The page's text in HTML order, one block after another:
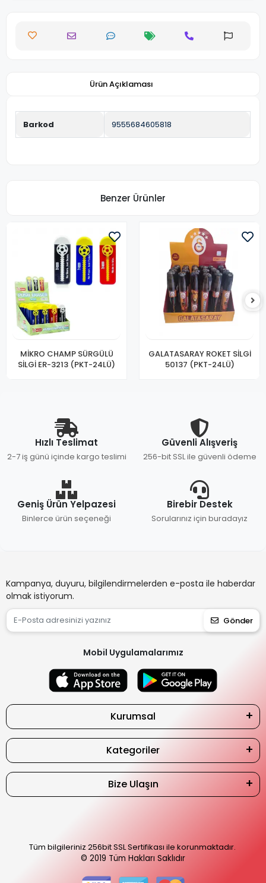
Ürün Açıklaması
Barkod 9555684605818
Benzer Ürünler
MİKRO CHAMP SÜRGÜLÜ
SİLGİ ER-3213 (PKT-24LÜ)
GALATASARAY ROKET SİLGİ
50137 (PKT-24LÜ)
Hızlı Teslimat
2-7 iş günü içinde kargo teslimi
Güvenli Alışveriş
256-bit SSL ile güvenli ödeme
Geniş Ürün Yelpazesi
Binlerce ürün seçeneği
Birebir Destek
Sorularınız için buradayız
Kampanya, duyuru, bilgilendirmelerden e-posta ile haberdar
olmak istiyorum.
Gönder
Mobil Uygulamalarımız
Kurumsal
Kategoriler
Bize Ulaşın
Tüm bilgileriniz 256bit SSL Sertifikası ile korunmaktadır.
© 2019 Tüm Hakları Saklıdır